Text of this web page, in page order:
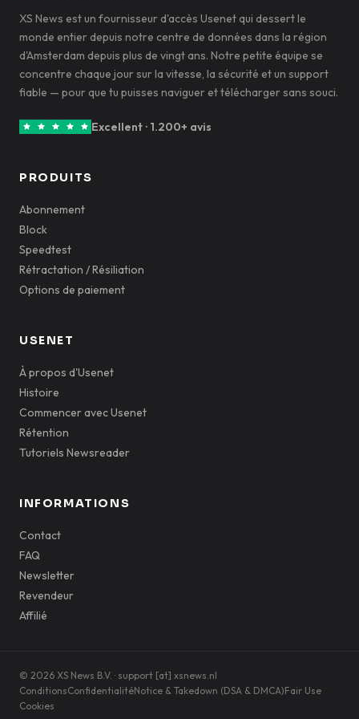
XS News est un fournisseur d'accès Usenet qui dessert le
monde entier depuis notre centre de données dans la région
d'Amsterdam depuis plus de vingt ans. Notre petite équipe se
concentre chaque jour sur la vitesse, la sécurité et un support
fiable — pour que tu puisses naviguer et télécharger sans souci.
Excellent · 1.200+ avis
PRODUITS
Abonnement
Block
Speedtest
Rétractation / Résiliation
Options de paiement
USENET
À propos d'Usenet
Histoire
Commencer avec Usenet
Rétention
Tutoriels Newsreader
INFORMATIONS
Contact
FAQ
Newsletter
Revendeur
Affilié
© 2026 XS News B.V. · support [at] xsnews.nl
ConditionsConfidentialitéNotice & Takedown (DSA & DMCA)Fair Use
Cookies